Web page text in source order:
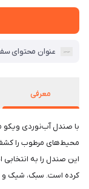
عنوان محتوای
معرفی
با صندل آب‌نوردی ویکو
محیط‌های مرطوب را کشف
این صندل را به
کرده است. سبک، شیک و